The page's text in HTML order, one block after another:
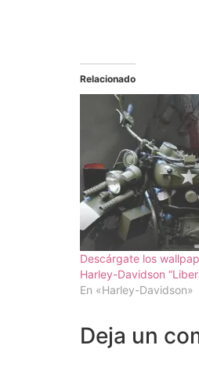
Relacionado
Descárgate los
Harley-Davidson
En «Harley-Davidson»
Deja un